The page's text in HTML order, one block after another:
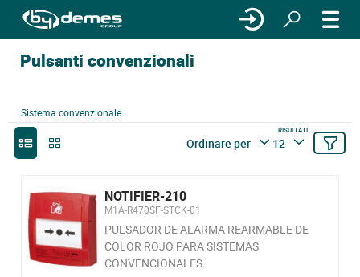
Pulsanti convenzionali
Sistema convenzionale
Ordinare per
RISULTATI
12
NOTIFIER-210
M1A-R470SF-STCK-01
PULSADOR DE ALARMA REARMABLE DE
COLOR ROJO PARA SISTEMAS
CONVENCIONALES.